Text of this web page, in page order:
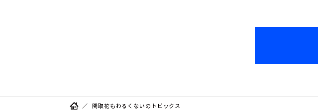
関取花もわるくないのトピックス